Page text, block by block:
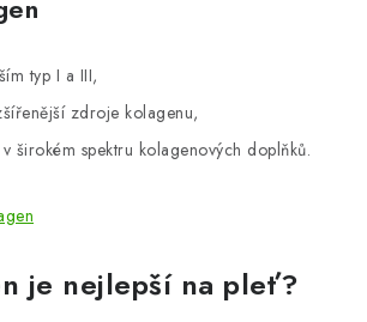
typ I a III,
zdroje kolagenu,
širokém spektru kolagenových doplňků.
je nejlepší na pleť?